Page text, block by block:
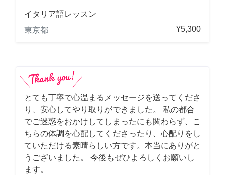
イタリア語レッスン
東京都
¥5,300
とても丁寧で心温まるメッセージを送ってくださ
り、安心してやり取りができました。 私の都合
でご迷惑をおかけしてしまったにも関わらず、こ
ちらの体調を心配してくださったり、心配りをし
ていただける素晴らしい方です。本当にありがと
うございました。 今後もぜひよろしくお願いし
ます。